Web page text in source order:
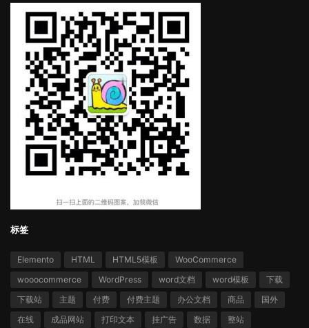
标签
Elemento HTML HTML5模板
WooCommerce
wooocommerce
WordPress word文档 word模板
下载
下载站
主题 付费 付费主题 办公文档 商品
国外
在线
成品网站 打印文本 挂广告 数据
整站